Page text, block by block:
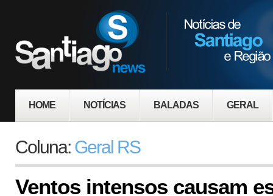
HOME NOTÍCIAS BALADAS GERAL
Coluna: Geral RS
Ventos intensos causam